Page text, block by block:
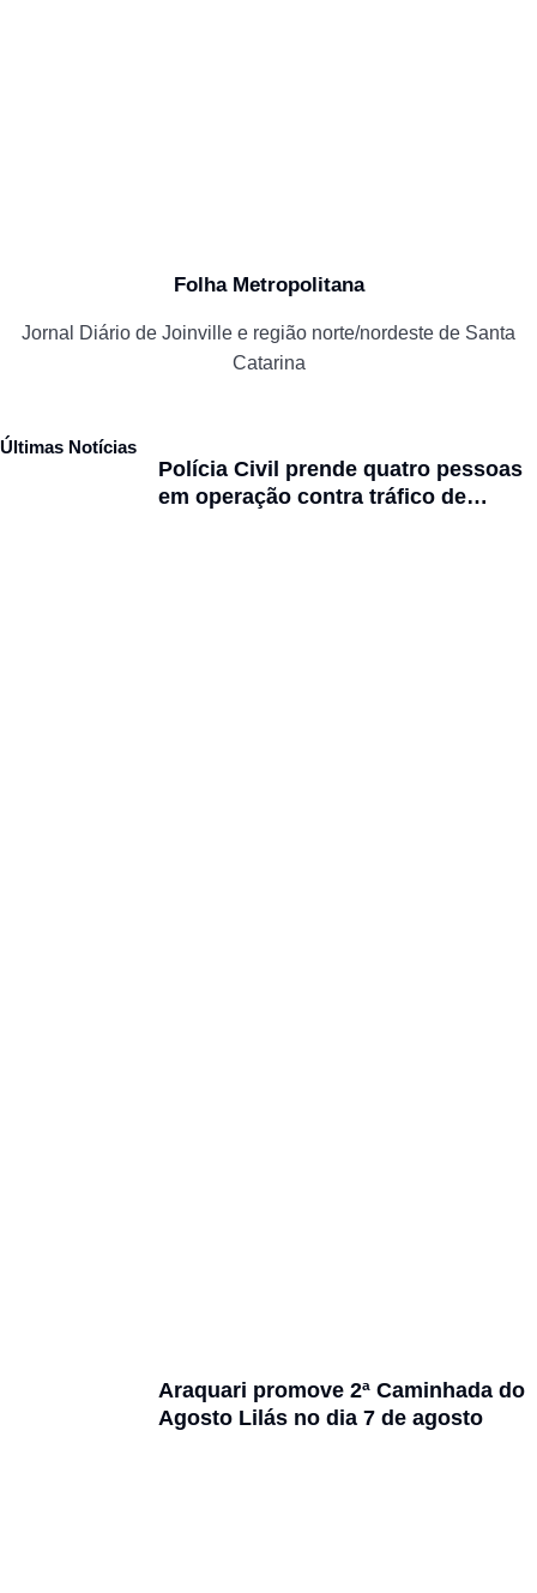
Folha Metropolitana
Jornal Diário de Joinville e região norte/nordeste de Santa
Catarina
Últimas Notícias
Polícia Civil prende quatro pessoas
em operação contra tráfico de
Araquari promove 2ª Caminhada do
Agosto Lilás no dia 7 de agosto